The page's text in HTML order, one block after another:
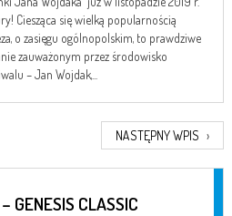
Ciesząca się wielką popularnością
o zasięgu ogólnopolskim, to prawdziwe
zauważonym przez środowisko
– Jan Wojdak,...
NASTĘPNY WPIS ›
GENESIS CLASSIC